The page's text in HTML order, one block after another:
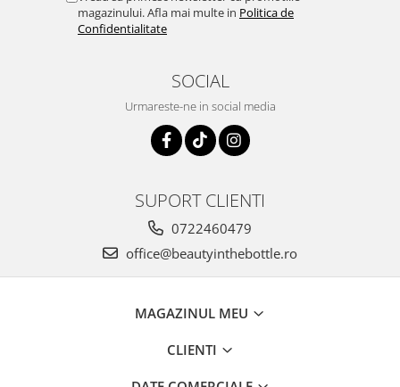
magazinului. Afla mai multe in Politica de
Confidentialitate
SOCIAL
Urmareste-ne in social media
SUPORT CLIENTI
0722460479
office@beautyinthebottle.ro
MAGAZINUL MEU
CLIENTI